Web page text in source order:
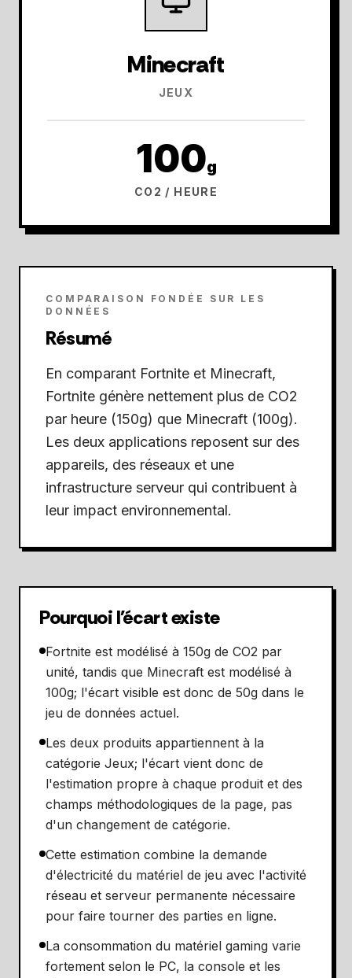
Minecraft
JEUX
100g
CO2 / HEURE
COMPARAISON FONDÉE SUR LES
DONNÉES
Résumé
En comparant Fortnite et Minecraft,
Fortnite génère nettement plus de CO2
par heure (150g) que Minecraft (100g).
Les deux applications reposent sur des
appareils, des réseaux et une
infrastructure serveur qui contribuent à
leur impact environnemental.
Pourquoi l'écart existe
Fortnite est modélisé à 150g de CO2 par
unité, tandis que Minecraft est modélisé à
100g; l'écart visible est donc de 50g dans le
jeu de données actuel.
Les deux produits appartiennent à la
catégorie Jeux; l'écart vient donc de
l'estimation propre à chaque produit et des
champs méthodologiques de la page, pas
d'un changement de catégorie.
Cette estimation combine la demande
d'électricité du matériel de jeu avec l'activité
réseau et serveur permanente nécessaire
pour faire tourner des parties en ligne.
La consommation du matériel gaming varie
fortement selon le PC, la console et les